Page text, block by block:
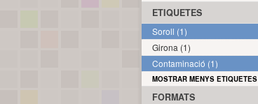
ETIQUETES
Soroll (1)
Girona (1)
Contaminació (1)
MOSTRAR MENYS ETIQUETES
FORMATS